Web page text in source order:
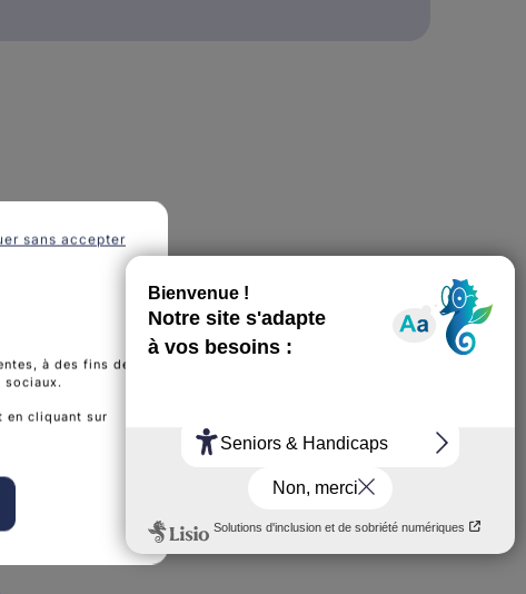
à des fins de
sociaux.
en cliquant sur
sans accepter